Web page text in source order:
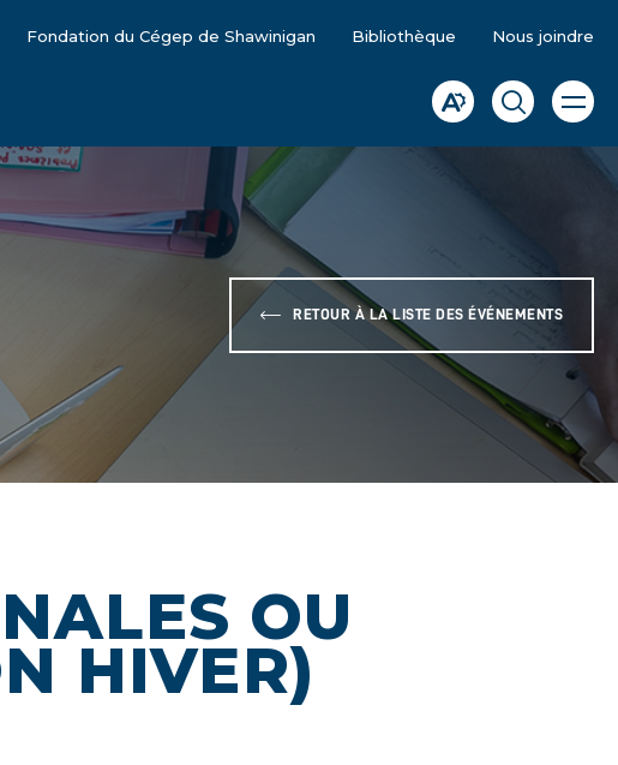
Fondation du Cégep de Shawinigan Bibliothèque Nous joindre
Ouvrir
la
Ouvrir
la
Ouvrir
la
RETOUR À LA LISTE DES ÉVÉNEMENTS
OU
HIVER)